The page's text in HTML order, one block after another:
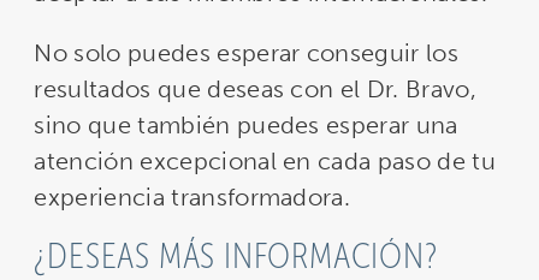
No solo puedes esperar conseguir los
resultados que deseas con el Dr. Bravo,
sino que también puedes esperar una
atención excepcional en cada paso de tu
experiencia transformadora.
¿DESEAS MÁS INFORMACIÓN?